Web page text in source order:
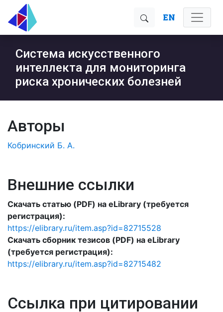
EN
Система искусственного
интеллекта для мониторинга
риска хронических болезней
Авторы
Кобринский Б. А.
Внешние ссылки
Скачать статью (PDF) на eLibrary (требуется
регистрация):
https://elibrary.ru/item.asp?id=82715528
Скачать сборник тезисов (PDF) на eLibrary
(требуется регистрация):
https://elibrary.ru/item.asp?id=82715482
Ссылка при цитировании